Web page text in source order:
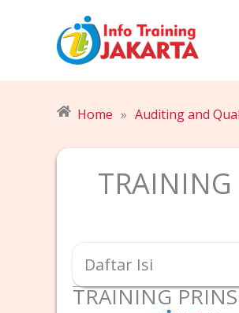
Home » Auditing and
Daftar Isi
TRAINING